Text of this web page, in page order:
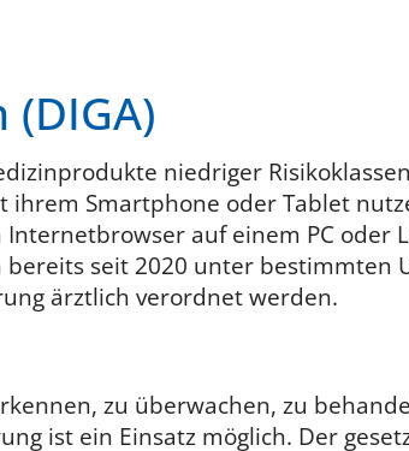
niedriger
ihrem Smartphone oder Tablet
auf einem PC oder
seit 2020 unter bestimmten
ärztlich verordnet werden.
zu überwachen, zu
ist ein Einsatz möglich. Der